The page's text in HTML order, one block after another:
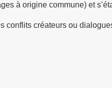
à origine commune) et
conflits créateurs ou